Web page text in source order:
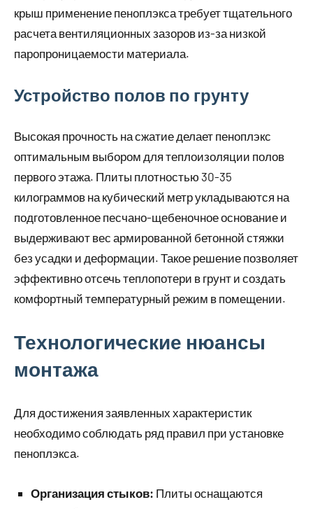
крыш применение пеноплэкса требует тщательного
расчета вентиляционных зазоров из-за низкой
паропроницаемости материала.
Устройство полов по грунту
Высокая прочность на сжатие делает пеноплэкс
оптимальным выбором для теплоизоляции полов
первого этажа. Плиты плотностью 30-35
килограммов на кубический метр укладываются на
подготовленное песчано-щебеночное основание и
выдерживают вес армированной бетонной стяжки
без усадки и деформации. Такое решение позволяет
эффективно отсечь теплопотери в грунт и создать
комфортный температурный режим в помещении.
Технологические нюансы
монтажа
Для достижения заявленных характеристик
необходимо соблюдать ряд правил при установке
пеноплэкса.
Организация стыков: Плиты оснащаются